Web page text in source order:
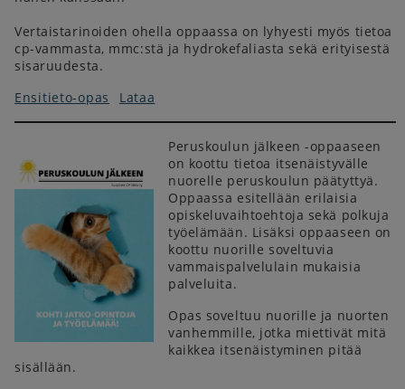
Vertaistarinoiden ohella oppaassa on lyhyesti myös tietoa
cp-vammasta, mmc:stä ja hydrokefaliasta sekä erityisestä
sisaruudesta.
Ensitieto-opas
Lataa
Peruskoulun jälkeen -oppaaseen
on koottu tietoa itsenäistyvälle
nuorelle peruskoulun päätyttyä.
Oppaassa esitellään erilaisia
opiskeluvaihtoehtoja sekä polkuja
työelämään. Lisäksi oppaaseen on
koottu nuorille soveltuvia
vammaispalvelulain mukaisia
palveluita.
Opas soveltuu nuorille ja nuorten
vanhemmille, jotka miettivät mitä
kaikkea itsenäistyminen pitää
sisällään.